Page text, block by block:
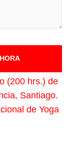
(200 hrs.) de
Santiago.
de Yoga